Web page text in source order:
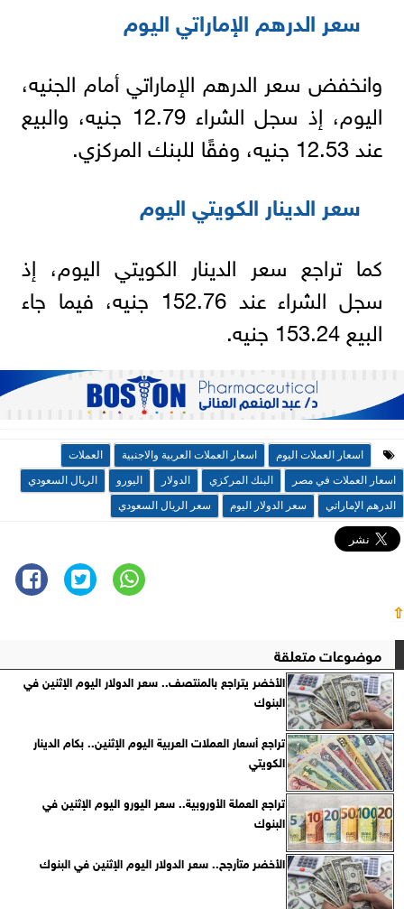
سعر الدرهم الإماراتي اليوم
وانخفض سعر الدرهم الإماراتي أمام الجنيه،
اليوم، إذ سجل الشراء 12.79 جنيه، والبيع
عند 12.53 جنيه، وفقًا للبنك المركزي.
سعر الدينار الكويتي اليوم
كما تراجع سعر الدينار الكويتي اليوم، إذ
سجل الشراء عند 152.76 جنيه، فيما جاء
البيع 153.24 جنيه.
اسعار العملات اليوم اسعار العملات العربية والاجنبية
العملات
اسعار العملات في مصر
البنك المركزي الدولار اليورو
الريال السعودي
الدرهم الإماراتي
سعر الدولار اليوم سعر الريال السعودي
⇧
موضوعات متعلقة
الأخضر يتراجع بالمنتصف.. سعر الدولار اليوم الإثنين في
البنوك
تراجع أسعار العملات العربية اليوم الإثنين.. بكام الدينار
الكويتي
تراجع العملة الأوروبية.. سعر اليورو اليوم الإثنين في
البنوك
الأخضر متأرجح.. سعر الدولار اليوم الإثنين في البنوك